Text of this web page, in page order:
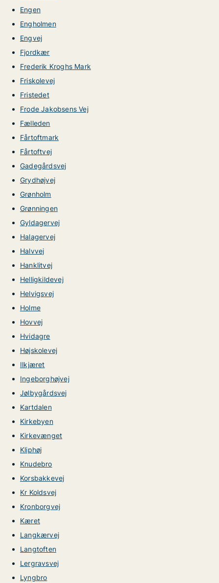
Engen
Engholmen
Engvej
Fjordkær
Frederik Kroghs Mark
Friskolevej
Fristedet
Frode Jakobsens Vej
Fælleden
Fårtoftmark
Fårtoftvej
Gadegårdsvej
Grydhøjvej
Grønholm
Grønningen
Gyldagervej
Halagervej
Halvvej
Hanklitvej
Helligkildevej
Helvigsvej
Holme
Hovvej
Hvidagre
Højskolevej
Ilkjæret
Ingeborghøjvej
Jølbygårdsvej
Kartdalen
Kirkebyen
Kirkevænget
Kliphøj
Knudebro
Korsbakkevej
Kr Koldsvej
Kronborgvej
Kæret
Langkærvej
Langtoften
Lergravsvej
Lyngbro